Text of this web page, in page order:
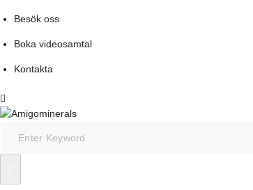
Besök oss
Boka videosamtal
Kontakta
Search